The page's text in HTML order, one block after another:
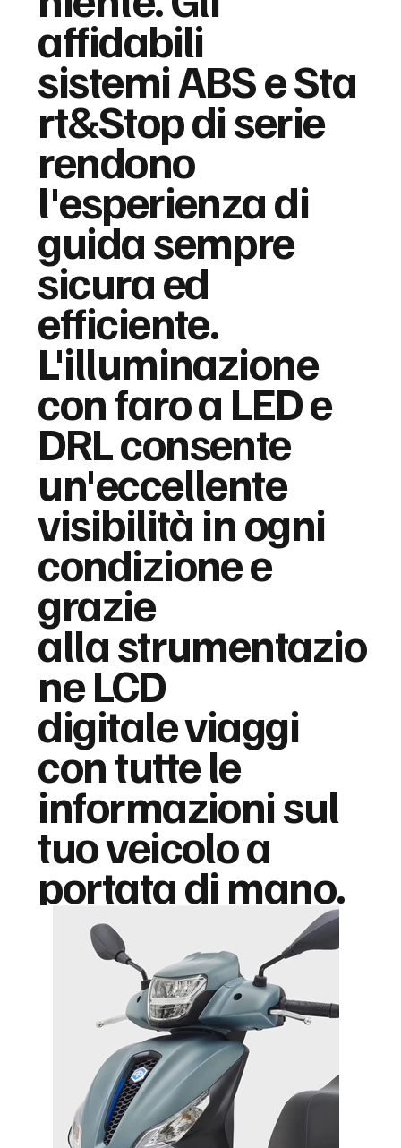
affidabili
sistemi ABS e Sta
rt&Stop di serie
rendono
l'esperienza di
guida sempre
sicura ed
efficiente.
L'illuminazione
con faro a LED e
DRL consente
un'eccellente
visibilità in ogni
condizione e
grazie
alla strumentazio
ne LCD
digitale viaggi
con tutte le
informazioni sul
tuo veicolo a
portata di mano.